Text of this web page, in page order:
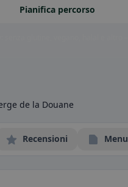
Pianifica percorso
de la Douane
Recensioni Menu